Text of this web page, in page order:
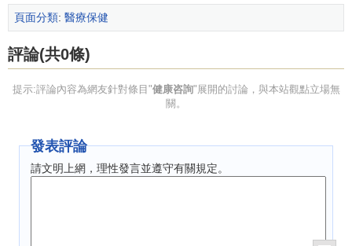
頁面分類: 醫療保健
評論(共0條)
提示:評論內容為網友針對條目"健康咨詢"展開的討論，與本站觀點立場無
關。
發表評論
請文明上網，理性發言並遵守有關規定。